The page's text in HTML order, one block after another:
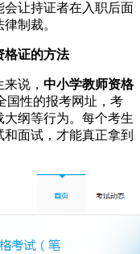
让持证者在入职后面
制裁。
格证的方法
说， 中小学教师资格
国性的报考网址，考
纲等行为。每个考生
面试，才能真正拿到